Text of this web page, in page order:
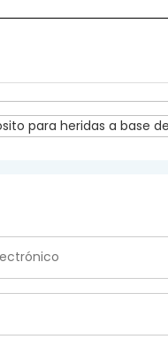
para heridas a base